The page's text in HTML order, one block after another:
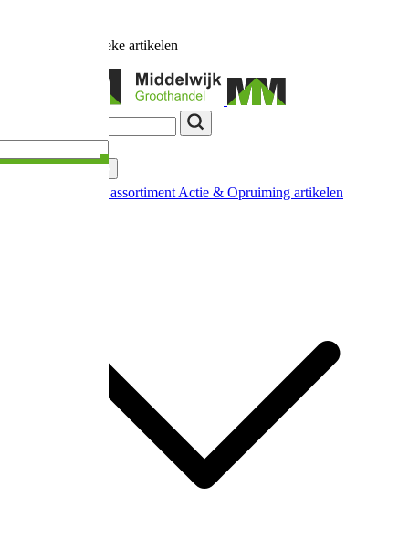
unieke artikelen
Nieuw in ons assortiment Actie & Opruiming artikelen